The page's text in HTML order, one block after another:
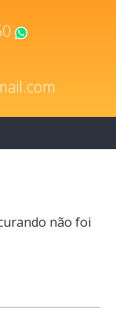
não foi